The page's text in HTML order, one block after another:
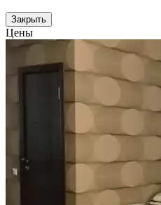
Закрыть
Цены